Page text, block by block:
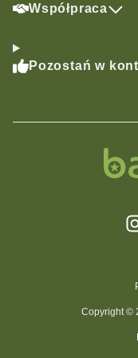
Współpraca
Pozostań w
Copyright ©